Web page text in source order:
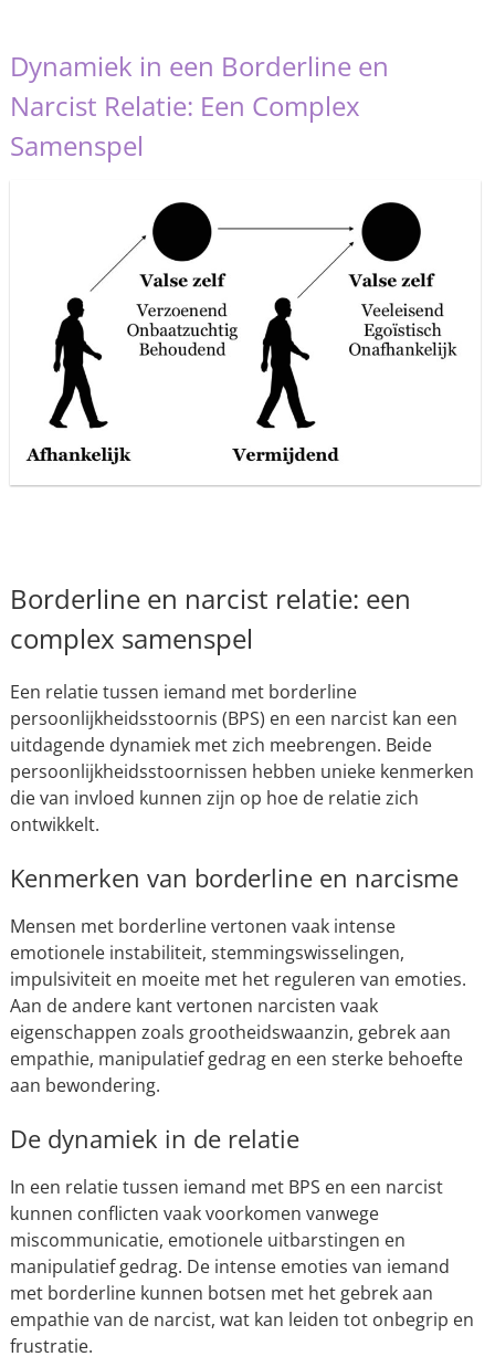
Dynamiek in een Borderline en
Narcist Relatie: Een Complex
Samenspel
Borderline en narcist relatie: een
complex samenspel
Een relatie tussen iemand met borderline
persoonlijkheidsstoornis (BPS) en een narcist kan een
uitdagende dynamiek met zich meebrengen. Beide
persoonlijkheidsstoornissen hebben unieke kenmerken
die van invloed kunnen zijn op hoe de relatie zich
ontwikkelt.
Kenmerken van borderline en narcisme
Mensen met borderline vertonen vaak intense
emotionele instabiliteit, stemmingswisselingen,
impulsiviteit en moeite met het reguleren van emoties.
Aan de andere kant vertonen narcisten vaak
eigenschappen zoals grootheidswaanzin, gebrek aan
empathie, manipulatief gedrag en een sterke behoefte
aan bewondering.
De dynamiek in de relatie
In een relatie tussen iemand met BPS en een narcist
kunnen conflicten vaak voorkomen vanwege
miscommunicatie, emotionele uitbarstingen en
manipulatief gedrag. De intense emoties van iemand
met borderline kunnen botsen met het gebrek aan
empathie van de narcist, wat kan leiden tot onbegrip en
frustratie.